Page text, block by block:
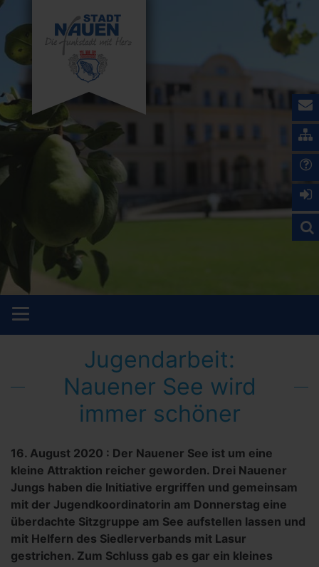
Jugendarbeit:
Nauener See wird
immer schöner
16. August 2020 : Der Nauener See ist um eine
kleine Attraktion reicher geworden. Drei Nauener
Jungs haben die Initiative ergriffen und gemeinsam
mit der Jugendkoordinatorin am Donnerstag eine
überdachte Sitzgruppe am See aufstellen lassen und
mit Helfern des Siedlerverbands mit Lasur
gestrichen. Zum Schluss gab es gar ein kleines